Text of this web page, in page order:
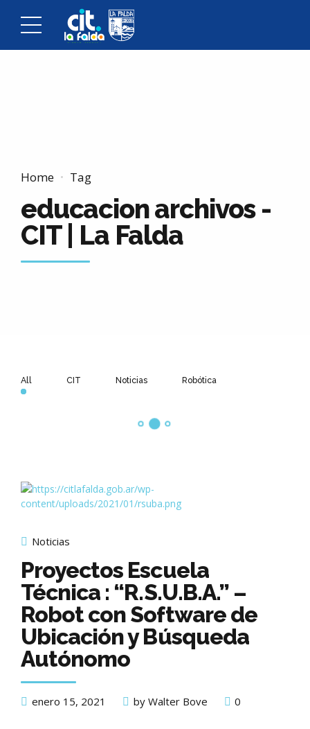
Home Tag
educacion archivos -
CIT | La Falda
All CIT Noticias Robótica
Noticias
Proyectos Escuela
Técnica : “R.S.U.B.A.” –
Robot con Software de
Ubicación y Búsqueda
Autónomo
enero 15, 2021 by Walter Bove 0